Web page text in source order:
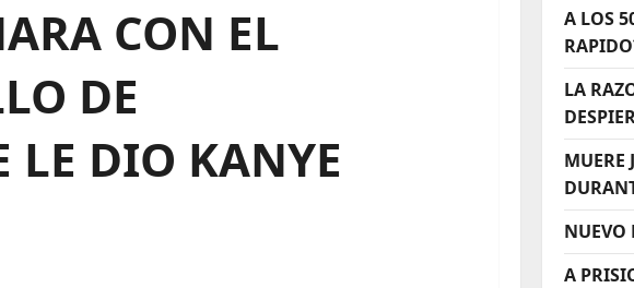
CON EL
DE
LE DIO KANYE
A LOS
LA
MUERE
NUEVO
A